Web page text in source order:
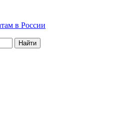
в России
Найти